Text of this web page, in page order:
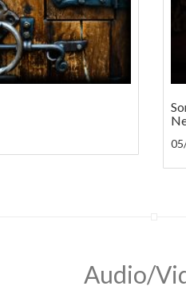
Audio/